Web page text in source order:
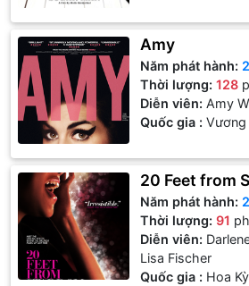
Amy
Năm phát hành:
Thời lượng:128
Diễn viên:Amy
Quốc gia : Vương
20 Feet from
Năm phát hành:
Thời lượng:91
Diễn viên:
Lisa Fischer
Quốc gia : Hoa Kỳ